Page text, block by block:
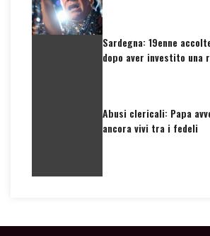
Sardegna: 19enne
dopo aver investito una
Abusi clericali: Papa
ancora vivi tra i fedeli